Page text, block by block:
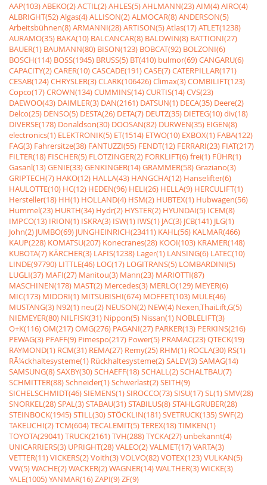
AAP(103)ABEKO(2)ACTIL(2)AHLES(5)AHLMANN(23)AIM(4)AIRO(4)
ALBRIGHT(52)Algas(4)ALLISON(2)ALMOCAR(8)ANDERSON(5)
Arbeitsbühnen(8)ARMANNI(28)ARTISON(5)Atlas(17)ATLET(1238)
AURAMO(35) BAKA(10) BALCANCAR(8) BALDWIN(8) BATTIONI(27)
BAUER(1) BAUMANN(80) BISON(123) BOBCAT(92) BOLZONI(6)
BOSCH(114) BOSS(1945) BRUSS(5) BT(410) bulmor(69)CANGARU(6)
CAPACITY(2)CARER(10)CASCADE(191)CASE(7)CATERPILLAR(171)
CESAB(124)CHRYSLER(3)CLARK(106426)Climax(3)COMBILIFT(123)
Copco(17)CROWN(134)CUMMINS(14)CURTIS(14)CVS(23)
DAEWOO(43) DAIMLER(3) DAN(2161) DATSUN(1) DECA(35) Deere(2)
Delco(25) DENSO(5) DESTA(26) DETA(7) DEUTZ(35) DIETEG(10)div(18)
DIVERSE(178) Donaldson(30) DOOSAN(82) DURWEN(35) EIGEN(8)
electronics(1) ELEKTRONIK(5) ET(1514) ETWO(10) EXBOX(1) FABA(122)
FAG(3) Fahrersitze(38) FANTUZZI(55) FENDT(12) FERRARI(23) FIAT(217)
FILTER(18) FISCHER(5) FLÖTZINGER(2) FORKLIFT(6)frei(1) FÜHR(1)
Gasanl(13)GENIE(33)GENKINGER(14)GRAMMER(58)Graziano(3)
GRIPTECH(7) HAKO(12) HALLA(43) HANGCHA(12) Hanselifter(6)
HAULOTTE(10) HC(12) HEDEN(96) HELI(26) HELLA(9) HERCULIFT(1)
Hersteller(18) HH(1) HOLLAND(4) HSM(2) HUBTEX(1) Hubwagen(56)
Hummel(23) HURTH(34) Hydr(2) HYSTER(2) HYUNDAI(5) ICEM(8)
IMPCO(13) IRION(1) ISKRA(3) ISW(1) IWS(1) JAC(3) JCB(141) JLG(1)
John(2) JUMBO(69) JUNGHEINRICH(23411) KAHL(56) KALMAR(466)
KAUP(228) KOMATSU(207) Konecranes(28) KOOI(103) KRAMER(148)
KUBOTA(7) KÃRCHER(3) LAFIS(1238) Lager(1) LANSING(6) LATEC(10)
LINDE(97790) LITTLE(46) LOC(17) LOGITRANS(5) LOMBARDINI(5)
LUGLI(37) MAFI(27) Manitou(3) Mann(23) MARIOTTI(87)
MASCHINEN(178) MAST(2) Mercedes(3) MERLO(129) MEYER(6)
MIC(173) MIDORI(1) MITSUBISHI(674) MOFFET(103) MULE(46)
MUSTANG(3) N92(1) neu(2) NEUSON(2) NEW(4) Nexen,ThaiLift,G(5)
NIEMEYER(80) NILFISK(31) Nippon(5) Nissan(1) NOBLELIFT(3)
O+K(116)OM(217)OMG(276) PAGANI(27) PARKER(13) PERKINS(216)
PEWAG(3) PFAFF(9) Pimespo(217) Power(5) PRAMAC(23)QTECK(19)
RAYMOND(1) RCM(31) REMA(27) Remy(25) RHM(1) ROCLA(30) RS(1)
RÃ¼ckhaltesysteme(1) Rückhaltesysteme(2)SALEV(3)SAMAG(14)
SAMSUNG(8)SAXBY(30)SCHAEFF(18)SCHALL(2)SCHALTBAU(7)
SCHMITTER(88)Schneider(1)Schwerlast(2)SEITH(9)
SICHELSCHMIDT(46)SIEMENS(1)SIROCCO(73)SISU(17)SL(1)SMV(28)
SNORKEL(28)SPAL(3)STABAU(31)STABILUS(8)STAHLGRUBER(28)
STEINBOCK(1945)STILL(30)STÖCKLIN(181)SVETRUCK(135)SWF(2)
TAKEUCHI(2)TCM(604)TECALEMIT(5)TEREX(18)TIMKEN(1)
TOYOTA(29041)TRUCK(2161)TVH(288)TYCKA(27) unbekannt(4)
UNICARRIERS(3) UPRIGHT(28)VALEO(2)VALMET(17)VARTA(3)
VETTER(11)VICKERS(2)Voith(3)VOLVO(82)VOTEX(123)VULKAN(5)
VW(5)WACHE(2)WACKER(2)WAGNER(14)WALTHER(3)WICKE(3)
YALE(1005)YANMAR(16)ZAPI(9)ZF(9)